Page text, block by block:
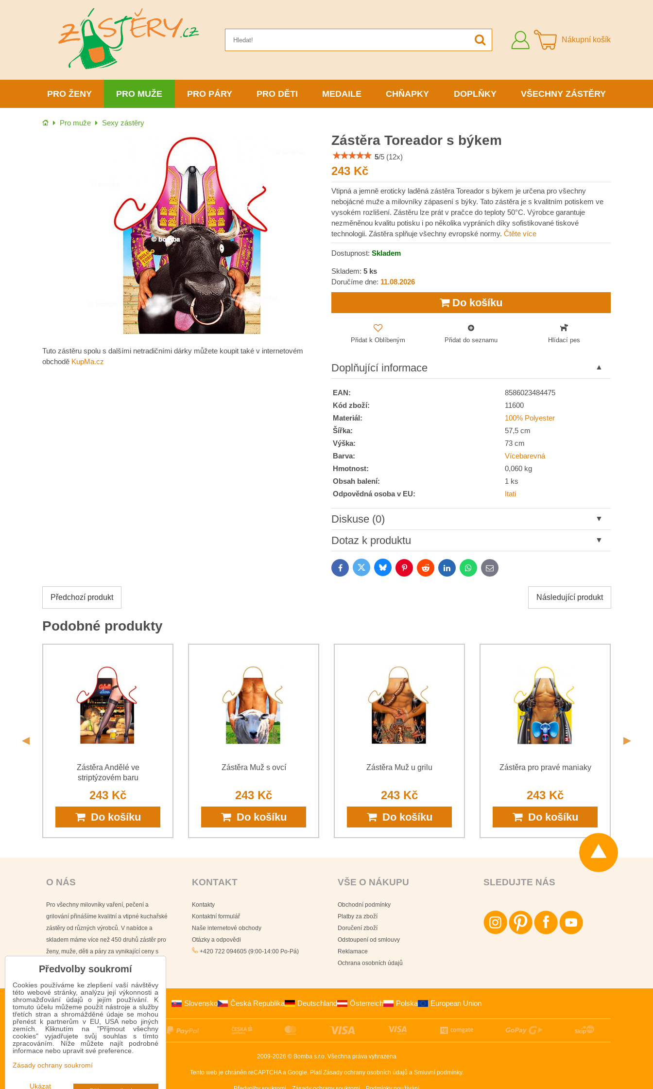
Přihlásit
se
Nákupní košík
PRO ŽENY PRO MUŽE PRO PÁRY PRO DĚTI MEDAILE CHŇAPKY DOPLŇKY VŠECHNY ZÁSTĚRY
Úvod Pro muže Sexy zástěry
Tuto zástěru spolu s dalšími netradičními dárky můžete koupit také v internetovém
obchodě KupMa.cz
Zástěra Toreador s býkem
5/5 (12x)
243 Kč
Vtipná a jemně eroticky laděná zástěra Toreador s býkem je určena pro všechny
nebojácné muže a milovníky zápasení s býky. Tato zástěra je s kvalitním potiskem ve
vysokém rozlišení. Zástěru lze prát v pračce do teploty 50°C. Výrobce garantuje
nezměněnou kvalitu potisku i po několika vypráních díky sofistikované tiskové
technologii. Zástěra splňuje všechny evropské normy. Čtěte více
Dostupnost: Skladem
Skladem: 5 ks
Doručíme dne: 11.08.2026
Do košíku
Přidat k Oblíbeným Přidat do seznamu Hlídací pes
Doplňující informace
EAN:
8586023484475
Kód zboží:
11600
Materiál:
100% Polyester
Šířka:
57,5 cm
Výška:
73 cm
Barva:
Vícebarevná
Hmotnost:
0,060 kg
Obsah balení:
1 ks
Odpovědná osoba v EU:
Itati
Diskuse (0)
Nový komentář
jsem se s podmínkamiOchrany osobních údajůspolečnosti Bomba s.r.o.*
Dotaz k produktu
FacebookTwitter BlueskyPinterestReddit LinkedInWhatsApp
E-
mail
Předchozí produkt Následující produkt
Podobné produkty
Zástěra Andělé ve
striptýzovém baru
243 Kč
Do košíku
Zástěra Muž s ovcí
243 Kč
Do košíku
Zástěra Muž u grilu
243 Kč
Do košíku
Zástěra pro pravé maniaky
243 Kč
Do košíku
O NÁS
Pro všechny milovníky vaření, pečení a
grilování přinášíme kvalitní a vtipné kuchařské
zástěry od různých výrobců. V nabídce a
skladem máme více než 450 druhů zástěr pro
ženy, muže, děti a páry za vynikající ceny s
KONTAKT
Kontakty
Kontaktní formulář
Naše internetové obchody
Otázky a odpovědi
+420 722 094605 (9:00-14:00 Po-Pá)
VŠE O NÁKUPU
Obchodní podmínky
Platby za zboží
Doručení zboží
Odstoupení od smlouvy
Reklamace
Ochrana osobních údajů
SLEDUJTE NÁS
Slovensko Česká Republika Deutschland Österreich Polska European Union
2009-2026 © Bomba s.r.o. Všechna práva vyhrazena
Tento web je chráněn reCAPTCHA a Google. Platí Zásady ochrany osobních údajů a Smluvní podmínky.
Předvolby soukromí
Cookies používáme ke zlepšení vaší návštěvy
této webové stránky, analýzu její výkonnosti a
shromažďování údajů o jejím používání. K
tomuto účelu můžeme použít nástroje a služby
třetích stran a shromážděné údaje se mohou
přenést k partnerům v EU, USA nebo jiných
zemích. Kliknutím na "Přijmout všechny
cookies" vyjadřujete svůj souhlas s tímto
zpracováním. Níže můžete najít podrobné
informace nebo upravit své preference.
Zásady ochrany soukromí
Ukázat